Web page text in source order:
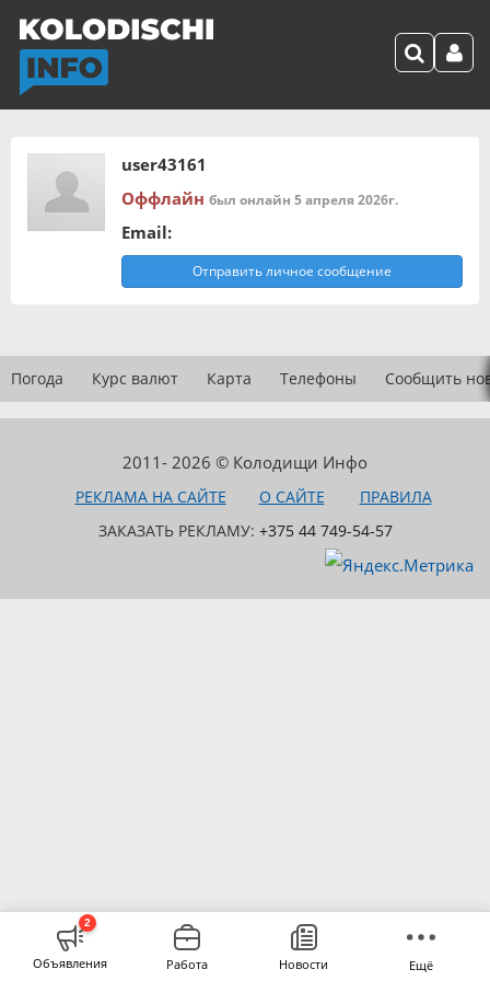
user43161
Оффлайн был онлайн 5 апреля 2026г.
Email:
Отправить личное сообщение
Погода Курс валют Карта Телефоны Сообщить
2011- 2026 © Колодищи Инфо
РЕКЛАМА НА САЙТЕ О САЙТЕ
ПРАВИЛА
ЗАКАЗАТЬ РЕКЛАМУ: +375 44 749-54-57
2
Объявления Работа Новости Ещё